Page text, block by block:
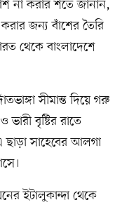
না করার শর্তে জানান,
জন্য বাঁশের তৈরি
থেকে বাংলাদেশে
সীমান্ত দিয়ে গরু
বৃষ্টির রাতে
সাহেবের আলগা
ইটালুকান্দা থেকে